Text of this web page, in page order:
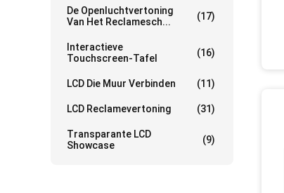
De Openluchtvertoning
Van Het Reclamesch...
(17)
Interactieve
Touchscreen-Tafel
(16)
LCD Die Muur Verbinden (11)
LCD Reclamevertoning (31)
Transparante LCD
Showcase
(9)